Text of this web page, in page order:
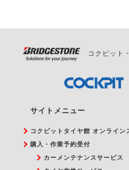
コクピット
サイトメニュー
コクピットタイヤ館 オンライン
購入・作業予約受付
カーメンテナンスサービス